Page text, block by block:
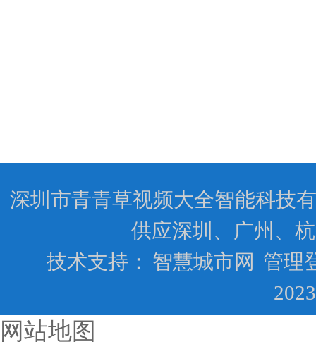
深圳市青青草视频大全智能科技
供应深圳、广州、
技术支持： 智慧城市网 管理
网站地图